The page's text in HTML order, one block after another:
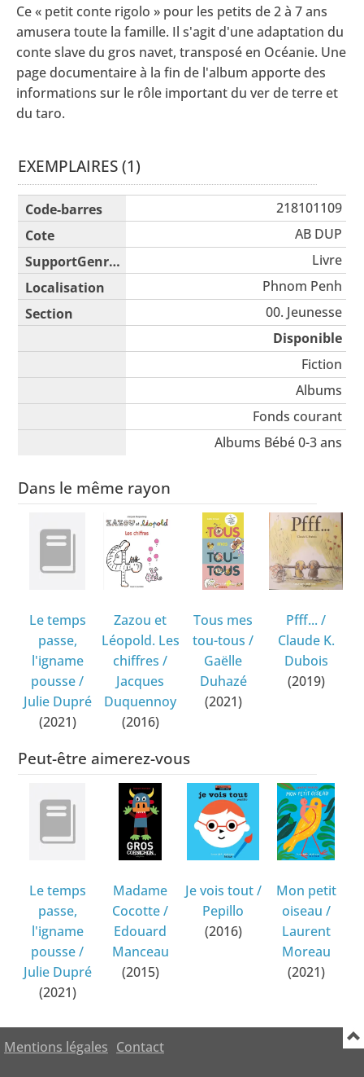
Ce « petit conte rigolo » pour les petits de 2 à 7 ans
amusera toute la famille. Il s'agit d'une adaptation du
conte slave du gros navet, transposé en Océanie. Une
page documentaire à la fin de l'album apporte des
informations sur le rôle important du ver de terre et
du taro.
EXEMPLAIRES (1)
Liste des exemplaires
218101109
AB DUP
Livre
Phnom Penh
00. Jeunesse
Disponible
Fiction
Albums
Fonds courant
Albums Bébé 0-3 ans
Dans le même rayon
Le temps
passe,
l'igname
pousse/
Julie Dupré
(2021)
Zazou et
Léopold. Les
chiffres /
Jacques
Duquennoy
(2016)
Tous mes
tou-tous /
Gaëlle
Duhazé
(2021)
Pfff... /
Claude K.
Dubois
(2019)
Peut-être aimerez-vous
Le temps
passe,
l'igname
pousse/
Julie Dupré
(2021)
Madame
Cocotte/
Edouard
Manceau
(2015)
Je vois tout/
Pepillo
(2016)
Mon petit
oiseau /
Laurent
Moreau
(2021)
Mentions légales Contact